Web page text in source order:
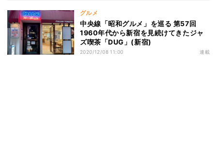
グルメ
中央線「昭和グルメ」を巡る 第57回
1960年代から新宿を見続けてきたジャ
ズ喫茶「DUG」(新宿)
2020/12/08 11:00 連載